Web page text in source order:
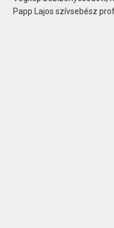
Papp Lajos szívsebész